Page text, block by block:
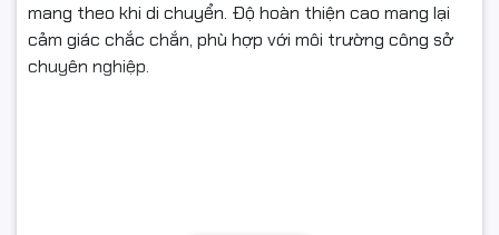
mang theo khi di chuyển. Độ hoàn thiện cao mang lại
cảm giác chắc chắn, phù hợp với môi trường công sở
chuyên nghiệp.